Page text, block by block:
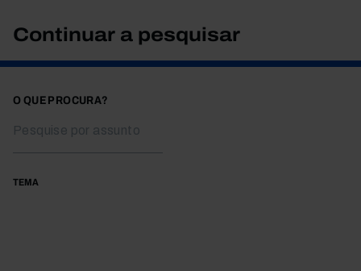
Continuar a pesquisar
O QUE PROCURA?
TEMA